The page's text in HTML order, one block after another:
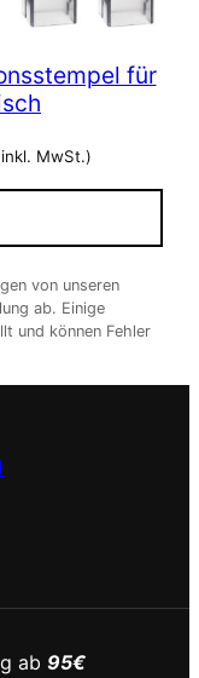
für
inkl. MwSt.)
von unseren
ab. Einige
und können Fehler
ab 95€